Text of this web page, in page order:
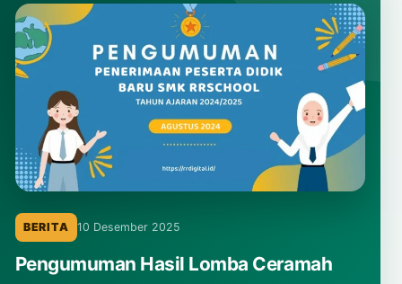
BERITA 10 Desember 2025
Pengumuman Hasil Lomba Ceramah